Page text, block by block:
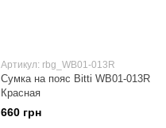
Артикул: rbg_WB01-013R
Сумка на пояс Bitti WB01-013R
Красная
660 грн